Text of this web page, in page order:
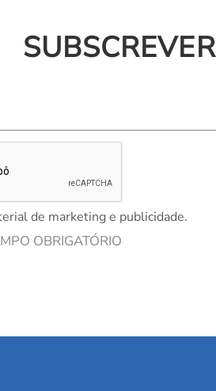
de marketing e publicidade.
OBRIGATÓRIO